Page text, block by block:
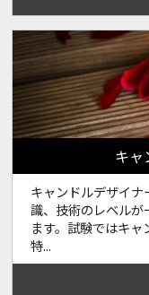
キャ
キャンドルデザイ
識、技術のレベルが
ます。試験ではキ
特...